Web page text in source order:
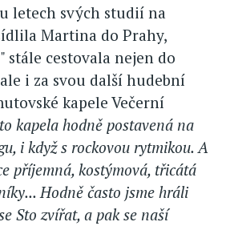
letech svých studií na
Martina do Prahy,
stále cestovala nejen do
i za svou další hudební
kapele Večerní
kapela hodně postavená na
i když s rockovou rytmikou. A
příjemná, kostýmová, třicátá
Hodně často jsme hráli
Sto zvířat, a pak se naší